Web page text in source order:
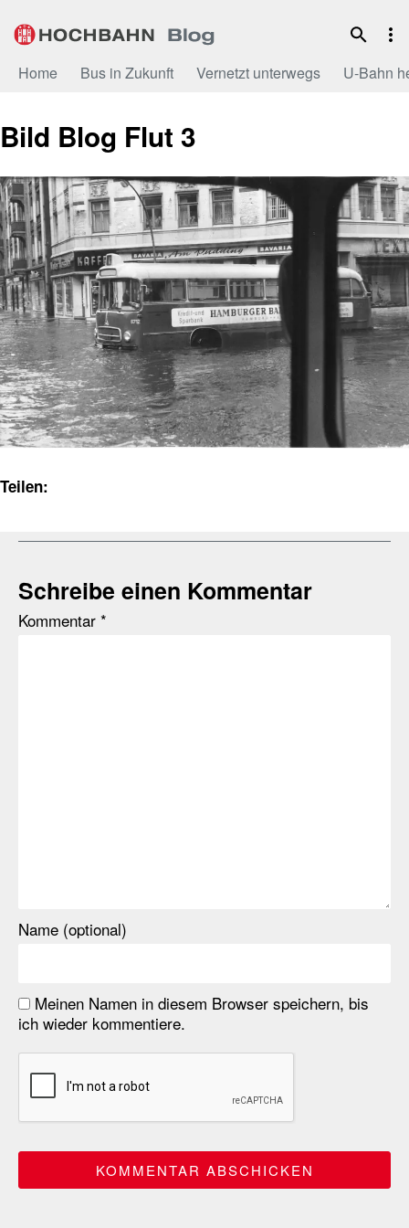
Inhalt
Home Bus in Zukunft Vernetzt unterwegs U-Bahn
Bild Blog Flut 3
Teilen:
Schreibe einen Kommentar
Kommentar *
Name (optional)
Meinen Namen in diesem Browser speichern, bis
ich wieder kommentiere.